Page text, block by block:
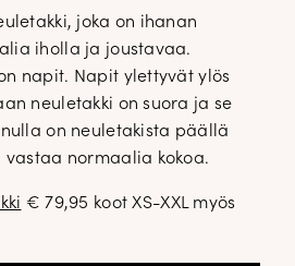
joka on ihanan
iholla ja joustavaa.
napit. Napit ylettyvät ylös
neuletakki on suora ja se
on neuletakista päällä
vastaa normaalia kokoa.
€ 79,95 koot XS-XXL myös